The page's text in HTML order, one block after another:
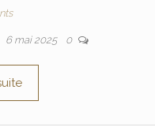
6 mai 2025 0